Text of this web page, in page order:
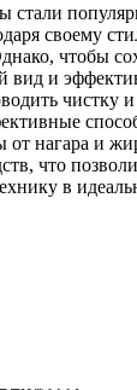
стали
своему
чтобы
вид и
чистку
от нагара и
что
в